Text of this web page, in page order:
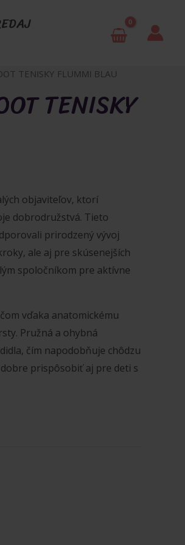
TENISKY FLUMMI BLAU
TENISKY
objaviteľov, ktorí
dobrodružstvá. Tieto
prirodzený vývoj
ale aj pre skúsenejších
spoločníkom pre aktívne
vďaka anatomickému
Pružná a ohybná
čím napodobňuje chôdzu
prispôsobiť aj pre deti s